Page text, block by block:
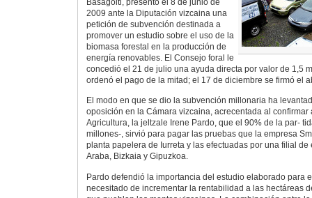
Basagoiti, presentó el 8 de junio de
2009 ante la Diputación vizcaina una
petición de subvención destinada a
promover un estudio sobre el uso de la
biomasa forestal en la producción de
energía renovables. El Consejo foral le
concedió el 21 de julio una ayuda directa por valor de 1,5
ordenó el pago de la mitad; el 17 de diciembre se firmó el
El modo en que se dio la subvención millonaria ha
oposición en la Cámara vizcaina, acrecentada al confirmar
Agricultura, la jeltzale Irene Pardo, que el 90% de la par-
millones-, sirvió para pagar las pruebas que la empresa
planta papelera de Iurreta y las efectuadas por una filial de
Araba, Bizkaia y Gipuzkoa.
Pardo defendió la importancia del estudio elaborado para
necesitado de incrementar la rentabilidad a las hectáreas